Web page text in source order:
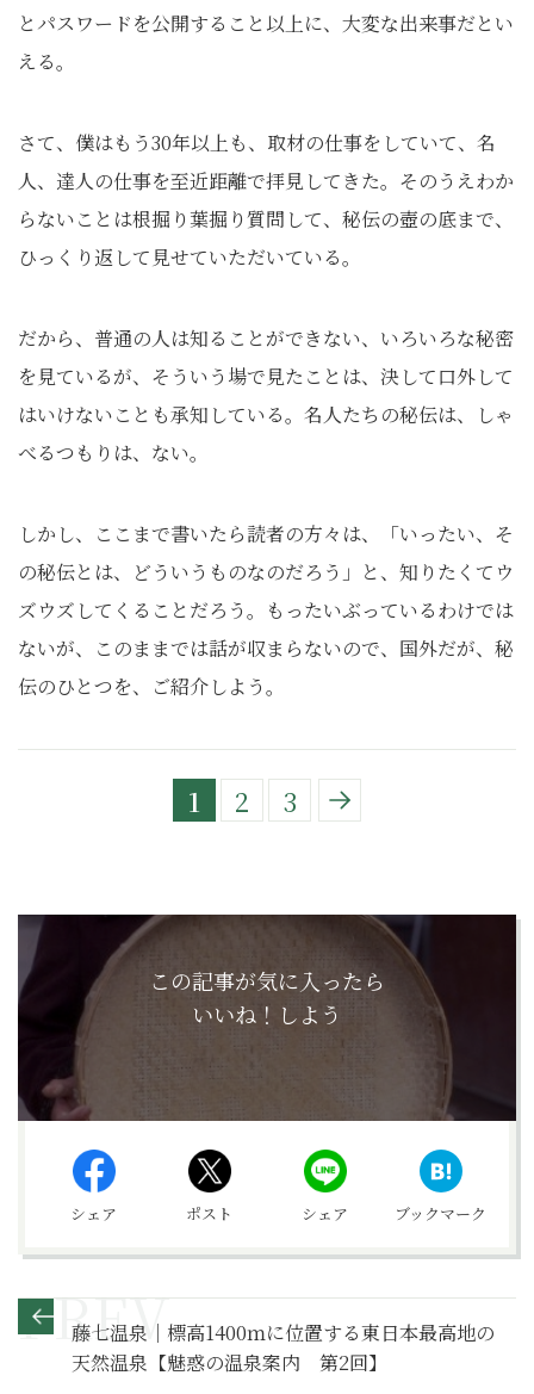
とパスワードを公開すること以上に、大変な出来事だとい
える。
さて、僕はもう30年以上も、取材の仕事をしていて、名
人、達人の仕事を至近距離で拝見してきた。そのうえわか
らないことは根掘り葉掘り質問して、秘伝の壺の底まで、
ひっくり返して見せていただいている。
だから、普通の人は知ることができない、いろいろな秘密
を見ているが、そういう場で見たことは、決して口外して
はいけないことも承知している。名人たちの秘伝は、しゃ
べるつもりは、ない。
しかし、ここまで書いたら読者の方々は、「いったい、そ
の秘伝とは、どういうものなのだろう」と、知りたくてウ
ズウズしてくることだろう。もったいぶっているわけでは
ないが、このままでは話が収まらないので、国外だが、秘
伝のひとつを、ご紹介しよう。
1 2 3
この記事が気に入ったら
いいね！しよう
シェア ポスト シェア ブックマーク
藤七温泉｜標高1400ｍに位置する東日本最高地の
天然温泉【魅惑の温泉案内 第2回】